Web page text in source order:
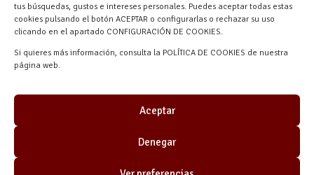
tus búsquedas, gustos e intereses personales. Puedes aceptar todas estas
cookies pulsando el botón ACEPTAR o configurarlas o rechazar su uso
clicando en el apartado CONFIGURACIÓN DE COOKIES.
Si quieres más información, consulta la POLÍTICA DE COOKIES de nuestra
página web.
Aceptar
Denegar
Desarrollado por